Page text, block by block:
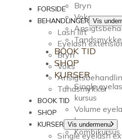
Bryn
Voks
BOOK TID
SHOP
KURSER
Single
kursus
Volume
kursus
FORSIDE
BEHANDLINGER Vis
Lash lift
Eyelash
Bryn
Voks
Tandsmykker
BOOK TID
SHOP
KURSER Vis undermenu
Single eyelash